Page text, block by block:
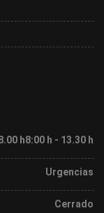
8:00 h - 13.30 h
h
Urgencias
Cerrado